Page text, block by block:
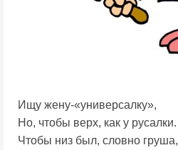
Ищу жену-«универсалку»,
Но, чтобы верх, как у русалки.
Чтобы низ был, словно груша,